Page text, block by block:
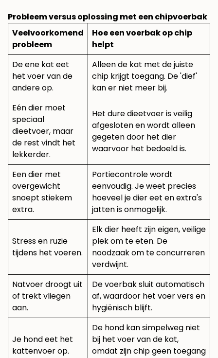
Probleem versus oplossing met een chipvoerbak
Veelvoorkomend
probleem
Hoe een voerbak op chip
helpt
De ene kat eet
het voer van de
andere op.
Alleen de kat met de juiste
chip krijgt toegang. De 'dief'
kan er niet meer bij.
Eén dier moet
speciaal
dieetvoer, maar
de rest vindt het
lekkerder.
Het dure dieetvoer is veilig
afgesloten en wordt alleen
gegeten door het dier
waarvoor het bedoeld is.
Een dier met
overgewicht
snoept stiekem
extra.
Portiecontrole wordt
eenvoudig. Je weet precies
hoeveel je dier eet en extra's
jatten is onmogelijk.
Stress en ruzie
tijdens het voeren.
Elk dier heeft zijn eigen, veilige
plek om te eten. De
noodzaak om te concurreren
verdwijnt.
Natvoer droogt uit
of trekt vliegen
aan.
De voerbak sluit automatisch
af, waardoor het voer vers en
hygiënisch blijft.
Je hond eet het
kattenvoer op.
De hond kan simpelweg niet
bij het voer van de kat,
omdat zijn chip geen toegang